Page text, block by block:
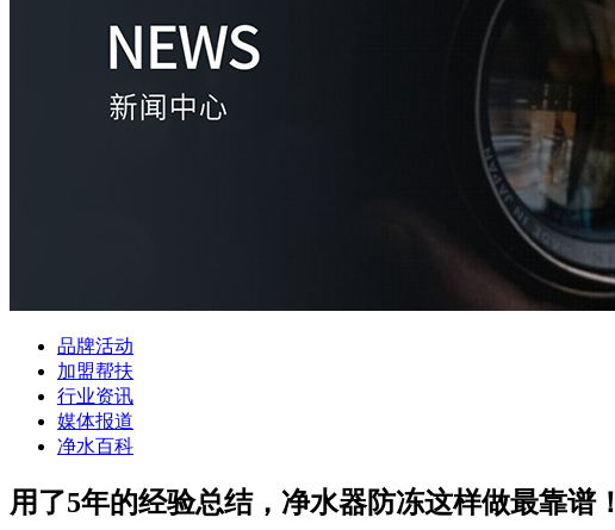
品牌活动
加盟帮扶
行业资讯
媒体报道
净水百科
用了5年的经验总结，净水器防冻这样做最靠谱！